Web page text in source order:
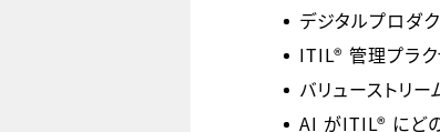
デジタルプロダ
ITIL® 管理プラ
バリューストリ
AI がITIL® にど